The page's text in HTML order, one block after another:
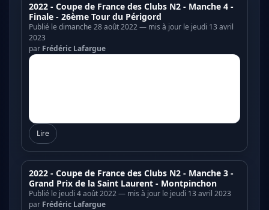
2022 - Coupe de France des Clubs N2 - Manche 4 -
Finale - 26ème Tour du Périgord
Publié le dimanche 28 août 2022 — mis à jour le jeudi 13 avril
2023
par Frédéric Lafargue
Lire
2022 - Coupe de France des Clubs N2 - Manche 3 -
Grand Prix de la Saint Laurent - Montpinchon
Publié le jeudi 4 août 2022 — mis à jour le jeudi 13 avril 2023
par Frédéric Lafargue